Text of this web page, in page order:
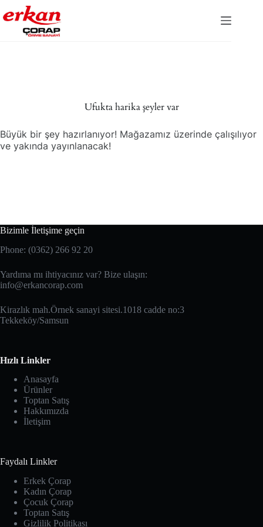
Ufukta harika şeyler var
Büyük bir şey hazırlanıyor! Mağazamız üzerinde çalışılıyor
ve yakında yayınlanacak!
Bizimle İletişime geçin
Phone: (0362) 266 92 20
Yardıma mı ihtiyacınız var? Bize ulaşın:
info@erkancorap.com
Kirazlık mah.Örnek sanayi sitesi.1018 cadde no:3
Tekkeköy/Samsun
Hızlı Linkler
Anasayfa
Ürünler
Toptan Satış
Hakkımızda
İletişim
Faydalı Linkler
Erkek Çorap
Kadın Çorap
Çocuk Çorap
Toptan Satış
Gizlilik Politikası